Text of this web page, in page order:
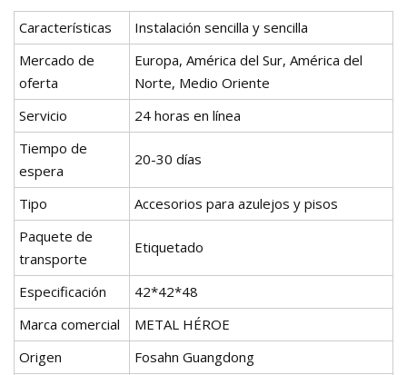
Características
Instalación sencilla y sencilla
Mercado de
oferta
Europa, América del Sur, América del
Norte, Medio Oriente
Servicio
24 horas en línea
Tiempo de
espera
20-30 días
Tipo
Accesorios para azulejos y pisos
Paquete de
transporte
Etiquetado
Especificación
42*42*48
Marca comercial
METAL HÉROE
Origen
Fosahn Guangdong